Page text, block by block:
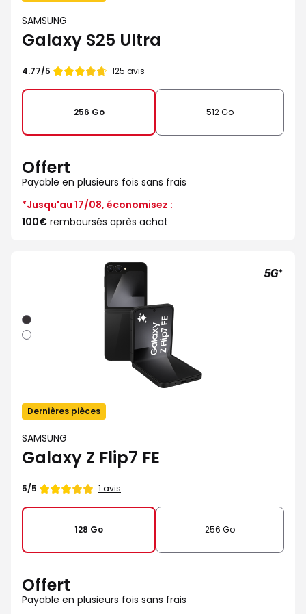
SAMSUNG
Galaxy S25 Ultra
Note
4.77/5 125 avis
256 Go 512 Go
Offert
Payable en plusieurs fois sans frais
*Jusqu'au 17/08, économisez :
100€ remboursés après achat
Noir
Blanc
Dernières pièces
SAMSUNG
Galaxy Z Flip7 FE
Note
5/5 1 avis
128 Go 256 Go
Offert
Payable en plusieurs fois sans frais